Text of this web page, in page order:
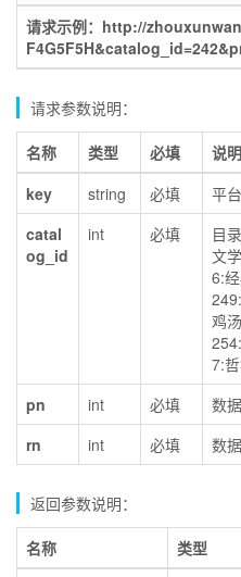
请求示例：http://
请求参数说明：
名称 类型 必填
说明
key
string 必填 平
catal
og_id
int 必填
目
文
6:
鸡
7:
pn
int 必填
数
rn
int 必填 数
返回参数说明：
名称 类型